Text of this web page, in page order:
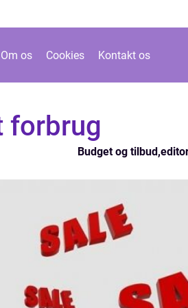
Om os Cookies Kontakt os
forbrug
Budget og tilbud,